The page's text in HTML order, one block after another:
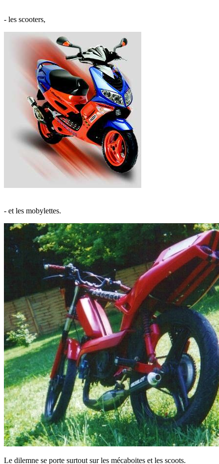
- les scooters,
- et les mobylettes.
Le dilemne se porte surtout sur les mécaboites et les scoots.